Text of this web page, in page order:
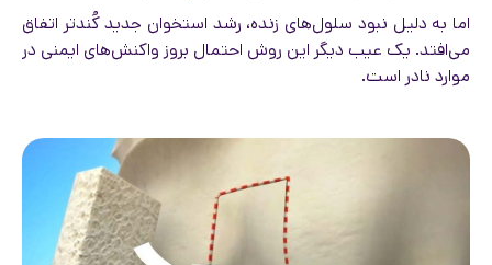
اما به دلیل نبود سلول‌های زنده، رشد استخوان جدید کُندتر اتفاق
می‌افتد. یک عیب دیگر این روش احتمال بروز واکنش‌های ایمنی در
موارد نادر است.